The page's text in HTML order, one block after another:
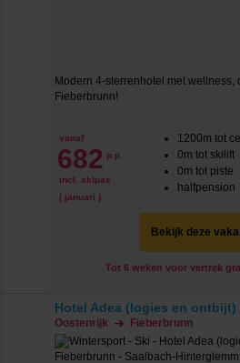
Modern 4-sterrenhotel met wellness,
Fieberbrunn!
vanaf
682 p.p.
incl. skipas
( januari )
1200m tot
0m tot skilift
0m tot piste
halfpension
Bekijk deze
Tot 6 weken voor vertrek
Hotel Adea (logies en ontbijt)
Oostenrijk Fieberbrunn